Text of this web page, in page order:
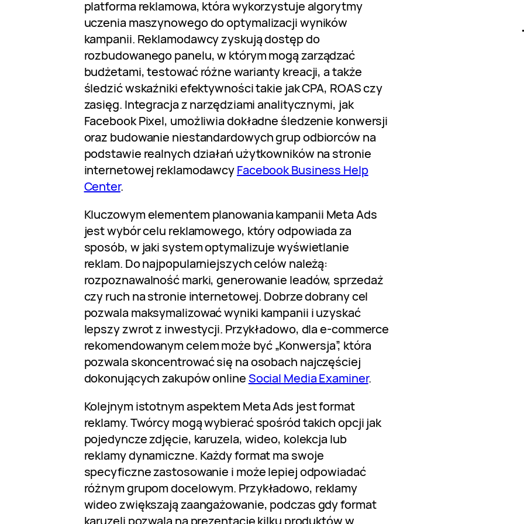
platforma reklamowa, która wykorzystuje algorytmy
uczenia maszynowego do optymalizacji wyników
kampanii. Reklamodawcy zyskują dostęp do
rozbudowanego panelu, w którym mogą zarządzać
budżetami, testować różne warianty kreacji, a także
śledzić wskaźniki efektywności takie jak CPA, ROAS czy
zasięg. Integracja z narzędziami analitycznymi, jak
Facebook Pixel, umożliwia dokładne śledzenie konwersji
oraz budowanie niestandardowych grup odbiorców na
podstawie realnych działań użytkowników na stronie
internetowej reklamodawcyFacebook Business Help
Center.
Kluczowym elementem planowania kampanii Meta Ads
jest wybór celu reklamowego, który odpowiada za
sposób, w jaki system optymalizuje wyświetlanie
reklam. Do najpopularniejszych celów należą:
rozpoznawalność marki, generowanie leadów, sprzedaż
czy ruch na stronie internetowej. Dobrze dobrany cel
pozwala maksymalizować wyniki kampanii i uzyskać
lepszy zwrot z inwestycji. Przykładowo, dla e-commerce
rekomendowanym celem może być „Konwersja”, która
pozwala skoncentrować się na osobach najczęściej
dokonujących zakupów onlineSocial Media Examiner.
Kolejnym istotnym aspektem Meta Ads jest format
reklamy. Twórcy mogą wybierać spośród takich opcji jak
pojedyncze zdjęcie, karuzela, wideo, kolekcja lub
reklamy dynamiczne. Każdy format ma swoje
specyficzne zastosowanie i może lepiej odpowiadać
różnym grupom docelowym. Przykładowo, reklamy
wideo zwiększają zaangażowanie, podczas gdy format